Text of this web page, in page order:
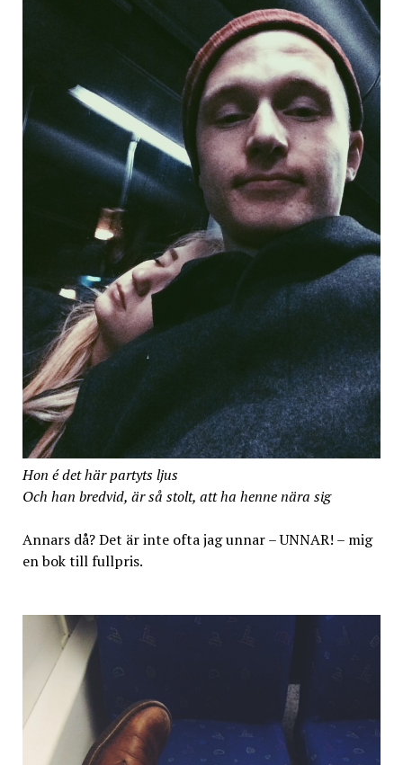
Hon é det här partyts ljus
Och han bredvid, är så stolt, att ha henne nära sig
Annars då? Det är inte ofta jag unnar – UNNAR! – mig
en bok till fullpris.